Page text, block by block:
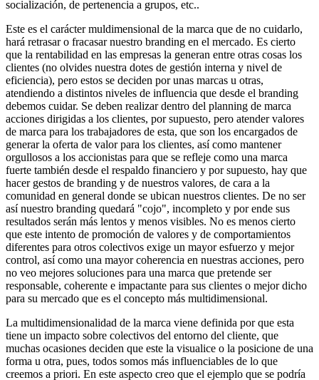
socialización, de pertenencia a grupos, etc..
Este es el carácter muldimensional de la marca que de no cuidarlo,
hará retrasar o fracasar nuestro branding en el mercado. Es cierto
que la rentabilidad en las empresas la generan entre otras cosas los
clientes (no olvides nuestra dotes de gestión interna y nivel de
eficiencia), pero estos se deciden por unas marcas u otras,
atendiendo a distintos niveles de influencia que desde el branding
debemos cuidar. Se deben realizar dentro del planning de marca
acciones dirigidas a los clientes, por supuesto, pero atender valores
de marca para los trabajadores de esta, que son los encargados de
generar la oferta de valor para los clientes, así como mantener
orgullosos a los accionistas para que se refleje como una marca
fuerte también desde el respaldo financiero y por supuesto, hay que
hacer gestos de branding y de nuestros valores, de cara a la
comunidad en general donde se ubican nuestros clientes. De no ser
así nuestro branding quedará "cojo", incompleto y por ende sus
resultados serán más lentos y menos visibles. No es menos cierto
que este intento de promoción de valores y de comportamientos
diferentes para otros colectivos exige un mayor esfuerzo y mejor
control, así como una mayor coherencia en nuestras acciones, pero
no veo mejores soluciones para una marca que pretende ser
responsable, coherente e impactante para sus clientes o mejor dicho
para su mercado que es el concepto más multidimensional.
La multidimensionalidad de la marca viene definida por que esta
tiene un impacto sobre colectivos del entorno del cliente, que
muchas ocasiones deciden que este la visualice o la posicione de una
forma u otra, pues, todos somos más influenciables de lo que
creemos a priori. En este aspecto creo que el ejemplo que se podría